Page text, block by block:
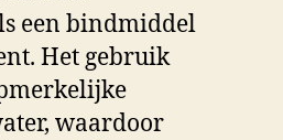
een bindmiddel
Het gebruik
waardoor